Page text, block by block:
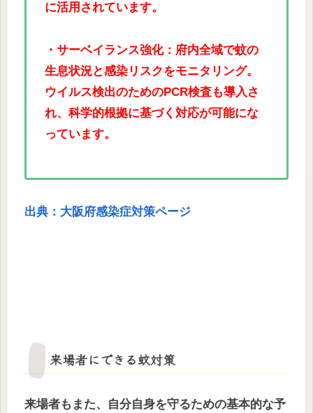
に活用されています。
・サーベイランス強化：府内全域で蚊の
生息状況と感染リスクをモニタリング。
ウイルス検出のためのPCR検査も導入さ
れ、科学的根拠に基づく対応が可能にな
っています。
出典：大阪府感染症対策ページ
来場者にできる蚊対策
来場者もまた、自分自身を守るための基本的な予